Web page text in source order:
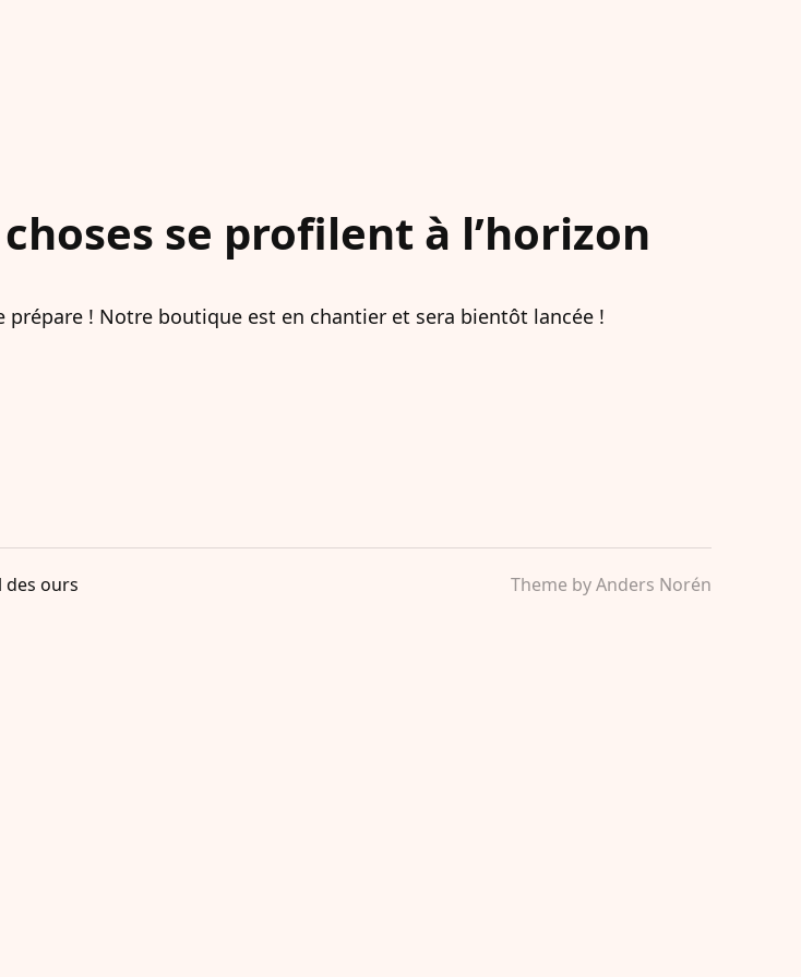
se profilent à l’horizon
prépare ! Notre boutique est en chantier et sera bientôt lancée !
des ours Theme byAnders Norén